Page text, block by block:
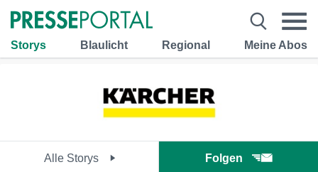
Storys Blaulicht Regional Meine Abos
Alle Storys Folgen